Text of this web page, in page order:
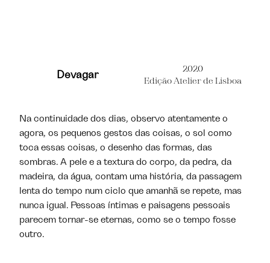
Devagar
2020
Edição Atelier de Lisboa
Na continuidade dos dias, observo atentamente o
agora, os pequenos gestos das coisas, o sol como
toca essas coisas, o desenho das formas, das
sombras. A pele e a textura do corpo, da pedra, da
madeira, da água, contam uma história, da passagem
lenta do tempo num ciclo que amanhã se repete, mas
nunca igual. Pessoas íntimas e paisagens pessoais
parecem tornar-se eternas, como se o tempo fosse
outro.